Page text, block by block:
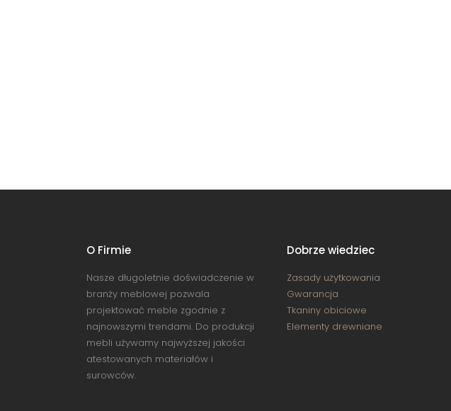
O Firmie
Nasze długoletnie doświadczenie w
branży meblowej pozwala
projektować meble zgodnie z
najnowszymi trendami. Do produkcji
mebli używamy najwyższej jakości
atestowanych materiałów i
surowców.
Dobrze wiedziec
Zasady użytkowania
Gwarancja
Tkaniny obiciowe
Elementy drewniane